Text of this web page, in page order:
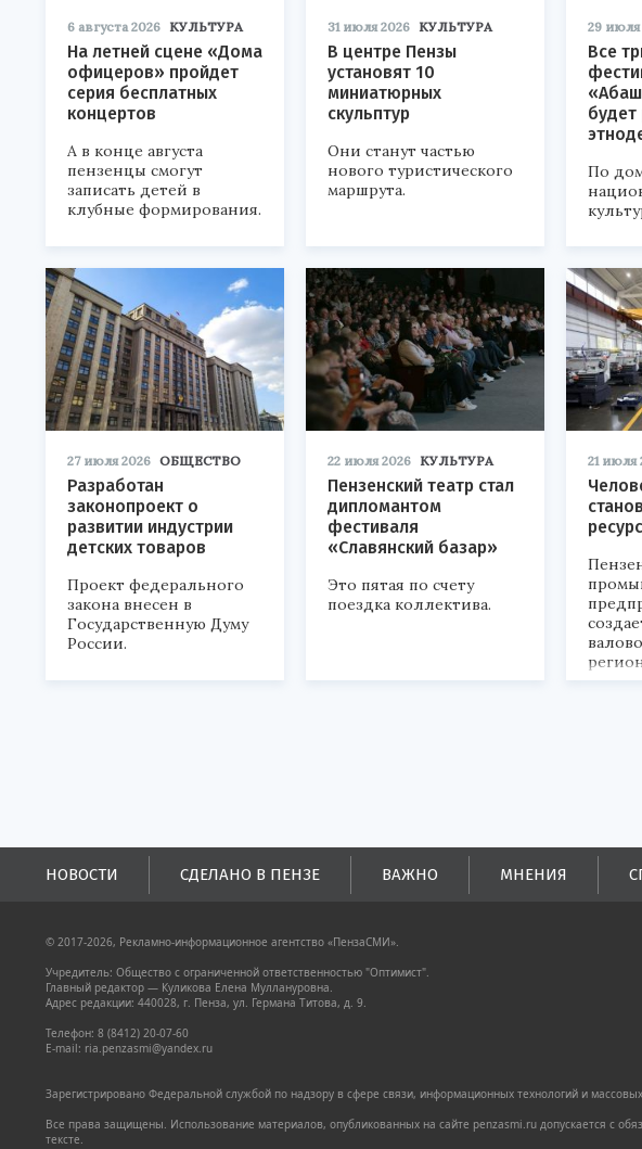
6 августа 2026 КУЛЬТУРА
На летней сцене «Дома
офицеров» пройдет
серия бесплатных
концертов
А в конце августа
пензенцы смогут
записать детей в
клубные формирования.
31 июля 2026 КУЛЬТУРА
В центре Пензы
установят 10
миниатюрных
скульптур
Они станут частью
нового туристического
маршрута.
29 июля
Все
будет
По
27 июля 2026 ОБЩЕСТВО
Разработан
законопроект о
развитии индустрии
детских товаров
Проект федерального
закона внесен в
Государственную Думу
России.
22 июля 2026 КУЛЬТУРА
Пензенский театр стал
дипломантом
фестиваля
«Славянский базар»
Это пятая по счету
поездка коллектива.
21 июля
НОВОСТИ СДЕЛАНО В ПЕНЗЕ ВАЖНО МНЕНИЯ
© 2017-2026, Рекламно-информационное агентство «ПензаСМИ».
Учредитель: Общество с ограниченной ответственностью "Оптимист".
Главный редактор — Куликова Елена Муллануровна.
Адрес редакции: 440028, г. Пенза, ул. Германа Титова, д. 9.
Телефон: 8 (8412) 20-07-60
E-mail: ria.penzasmi@yandex.ru
Зарегистрировано Федеральной службой по надзору в сфере связи, информационных технологий и
Все права защищены. Использование материалов, опубликованных на сайте penzasmi.ru допускается с
тексте.